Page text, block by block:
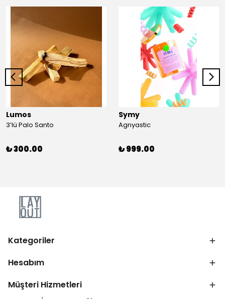
Lumos
3’lü Palo Santo
₺ 300.00
Symy
Agnyastic
₺ 999.00
Kategoriler
Hesabım
Müşteri Hizmetleri